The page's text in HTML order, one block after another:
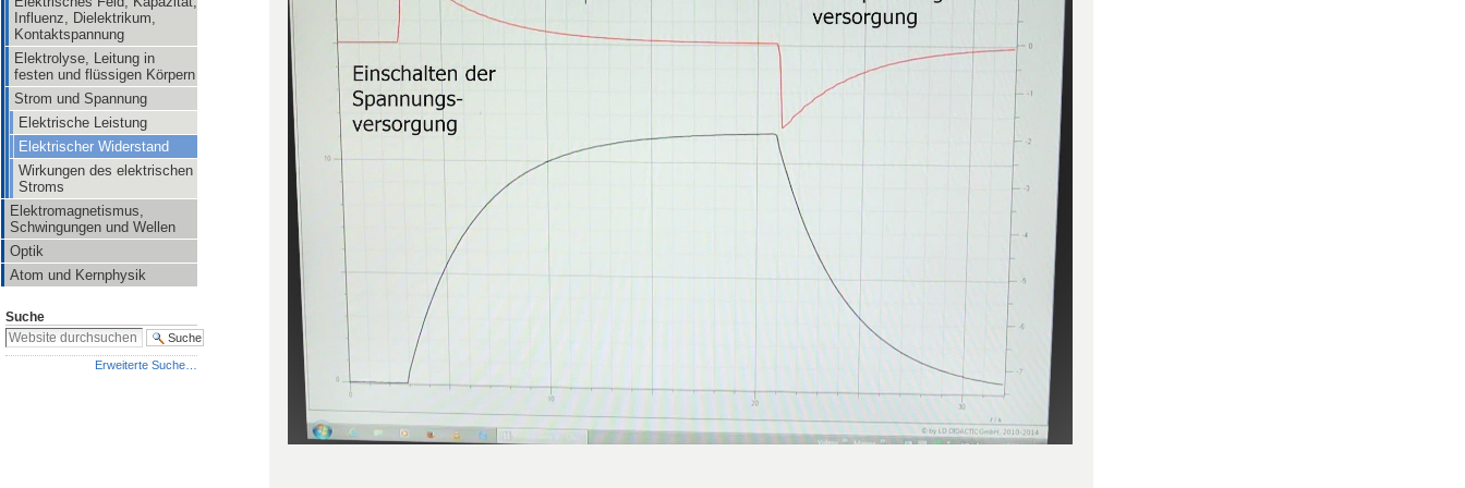
Influenz, Dielektrikum,
Kontaktspannung
Elektrolyse, Leitung in
festen und flüssigen Körpern
Strom und Spannung
Elektrische Leistung
Elektrischer Widerstand
Wirkungen des elektrischen
Stroms
Elektromagnetismus,
Schwingungen und Wellen
Optik
Atom und Kernphysik
Suche
Erweiterte Suche…